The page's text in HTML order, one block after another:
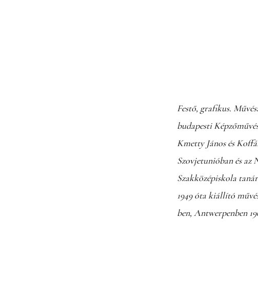
Festő, grafikus.
budapesti
Kmetty János és
Szovjetunióban és az
Szakközépiskola
1949 óta kiállító
ben, Antwerpenben